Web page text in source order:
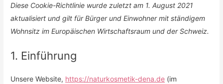
Diese Cookie-Richtlinie wurde zuletzt am 1. August 2021
aktualisiert und gilt für Bürger und Einwohner mit ständigem
Wohnsitz im Europäischen Wirtschaftsraum und der Schweiz.
1. Einführung
Unsere Website, https://naturkosmetik-dena.de (im